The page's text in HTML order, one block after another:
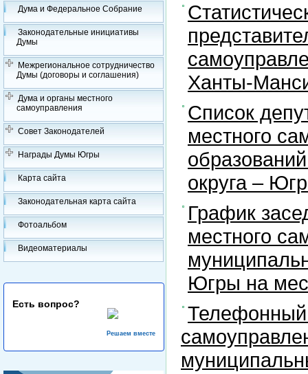
Дума и Федеральное Собрание
Законодательные инициативы
Думы
Межрегиональное сотрудничество
Думы (договоры и соглашения)
Дума и органы местного
самоуправления
Совет Законодателей
Награды Думы Югры
Карта сайта
Законодательная карта сайта
Фотоальбом
Видеоматериалы
Есть вопрос?
Решаем вместе
Ханты-
Список
местного
округа –
График
местного
Югры на
Телефонный